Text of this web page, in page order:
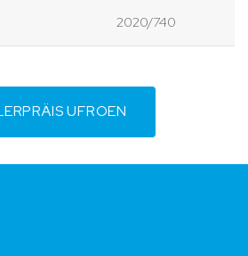
2020/740
UFROEN